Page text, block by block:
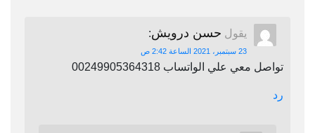
يقول حسن درويش:
23 سبتمبر، 2021 الساعة 2:42 ص
تواصل معي علي الواتساب 00249905364318
رد